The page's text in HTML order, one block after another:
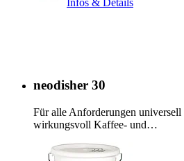
Infos & Details
neodisher 30
Für alle Anforderungen universell
wirkungsvoll Kaffee- und…